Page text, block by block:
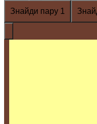
Знайди пару 1